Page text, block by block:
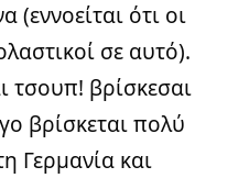
(εννοείται ότι οι
σε αυτό).
τσουπ! βρίσκεσαι
βρίσκεται πολύ
Γερμανία και